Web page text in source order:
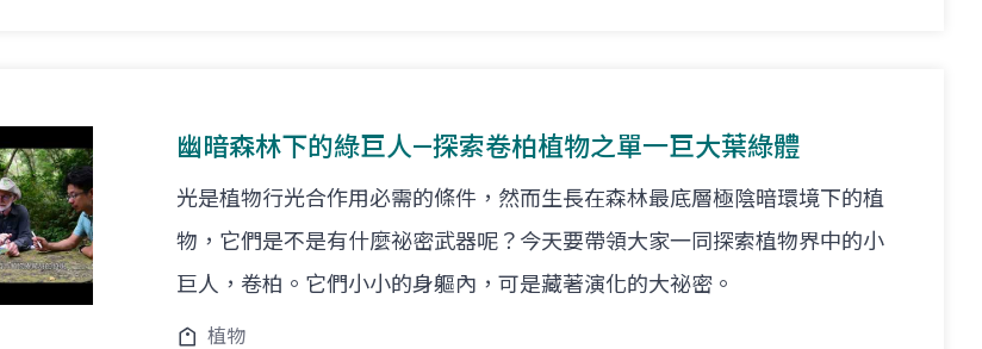
幽暗森林下的綠巨人—探索卷柏植物之單一巨大葉綠體
光是植物行光合作用必需的條件，然而生長在森林最底層極陰暗環境下的植
物，它們是不是有什麼祕密武器呢？今天要帶領大家一同探索植物界中的小
巨人，卷柏。它們小小的身軀內，可是藏著演化的大祕密。
植物